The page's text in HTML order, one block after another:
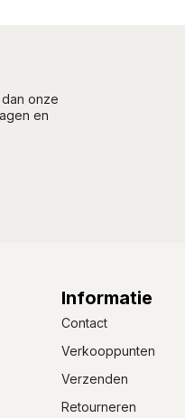
onze
en
Informatie
Contact
Verkooppunten
Verzenden
Retourneren